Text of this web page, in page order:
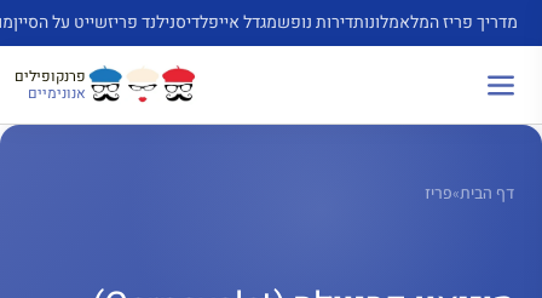
לדלג
לתוכן
מדריך פריז המלאמלונותדירות נופשמגדל אייפלדיסנילנד פריזשייט על הסיין
פרנקופילים
אנונימיים
דף הבית»פריז